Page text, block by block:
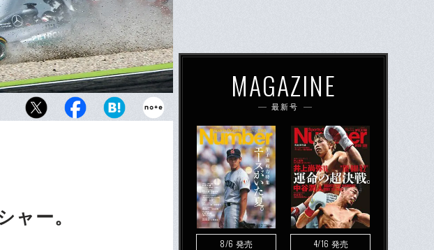
でブレーキの故障によりタイヤバリアに
ャー。
MAGAZINE
最新号
8/6 発売 4/16 発売